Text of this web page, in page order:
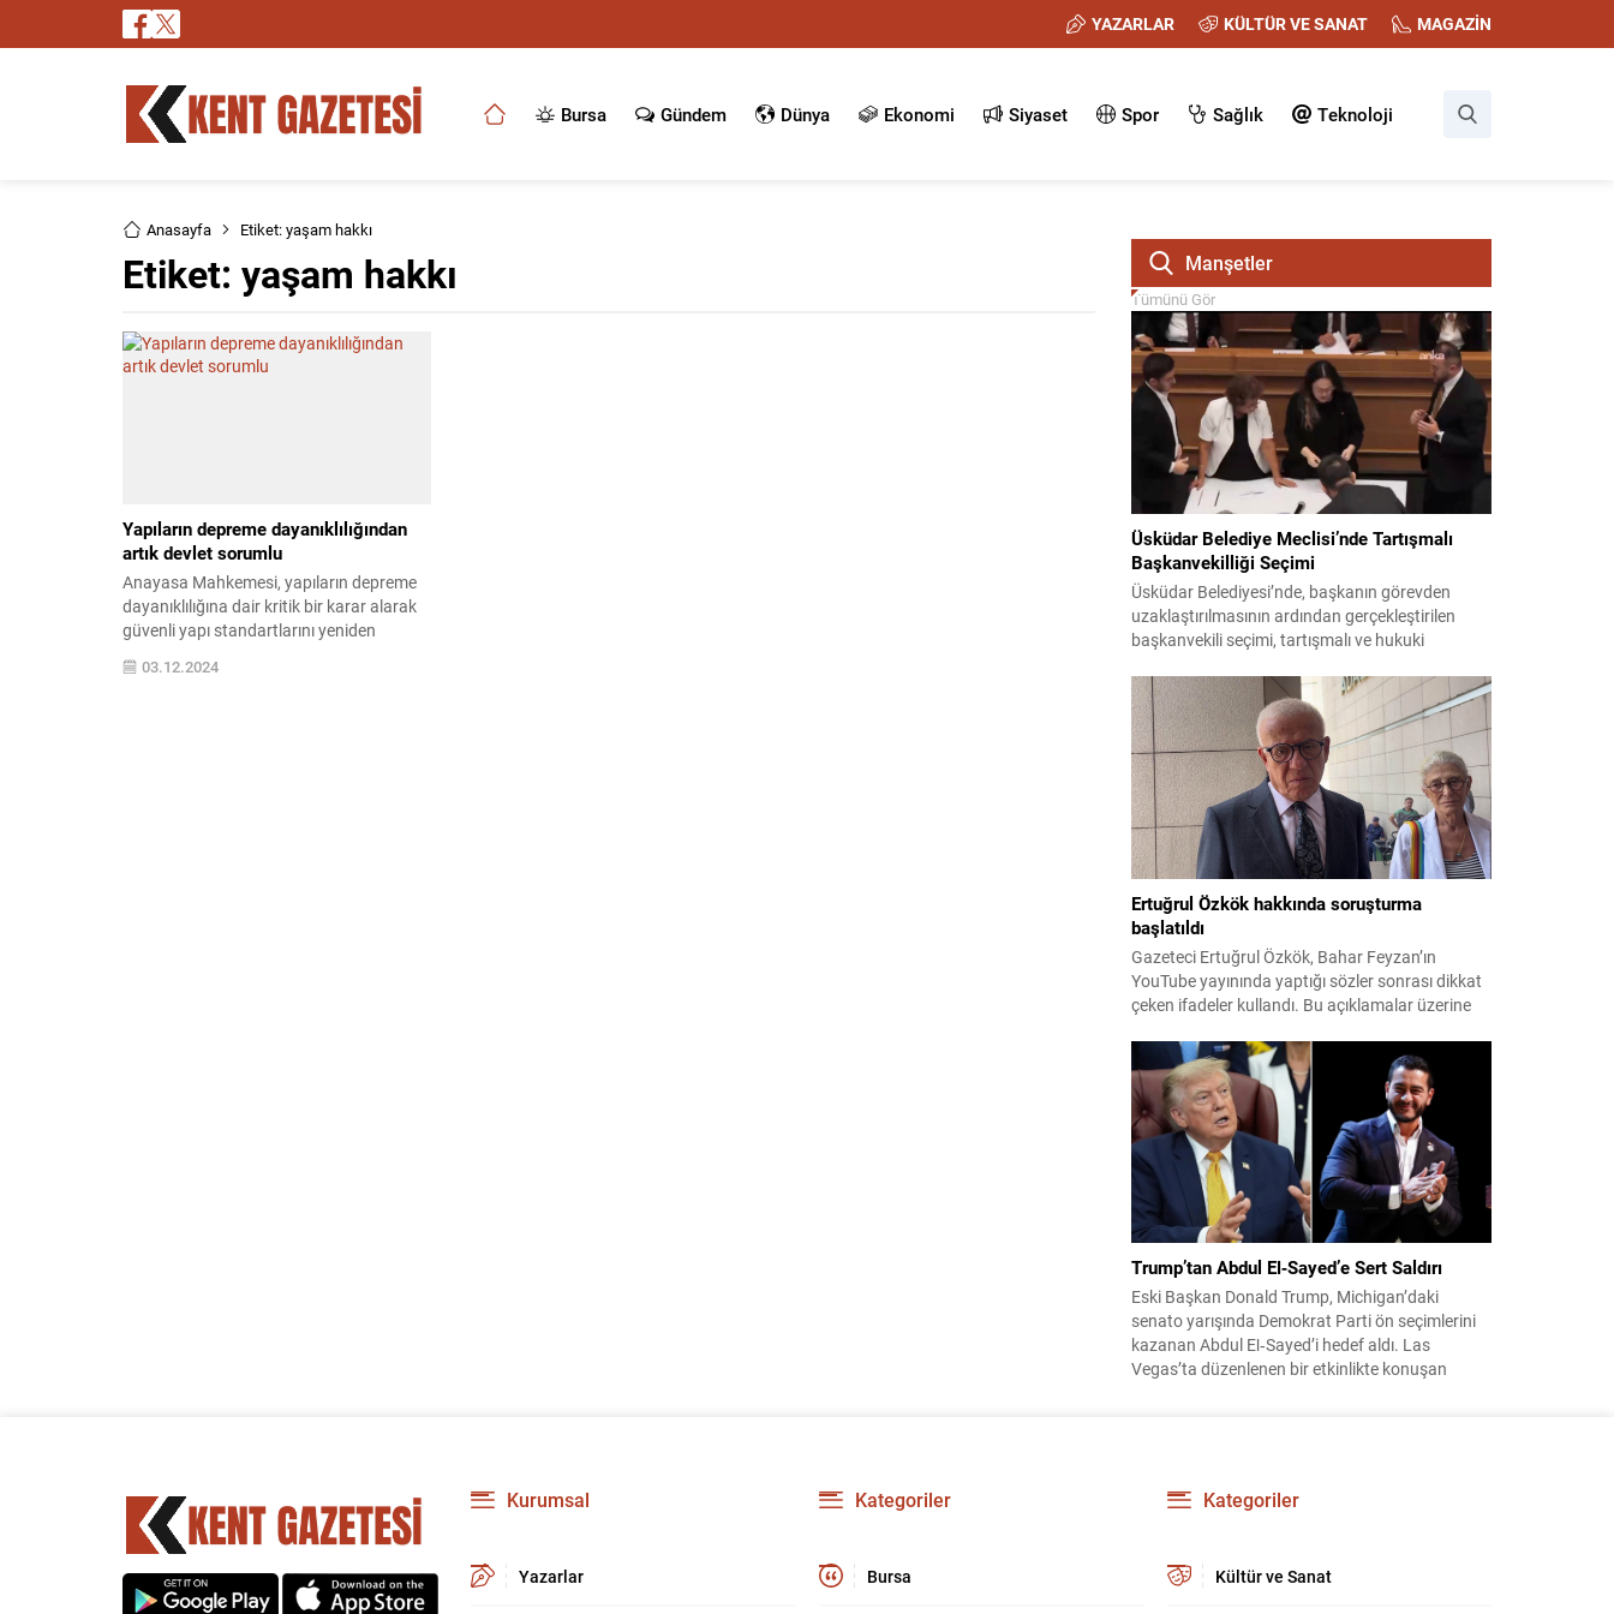
YAZARLAR KÜLTÜR VE SANAT MAGAZİN
Bursa Gündem Dünya Ekonomi Siyaset Spor Sağlık Teknoloji
Anasayfa Etiket: yaşam hakkı
Etiket: yaşam hakkı
Yapıların depreme dayanıklılığından
artık devlet sorumlu
Anayasa Mahkemesi, yapıların depreme
dayanıklılığına dair kritik bir karar alarak
güvenli yapı standartlarını yeniden
değerlendiriyor. Bu önemli kararın inşaat
ve mimarlık sektörüne etkilerini keşfedin.
03.12.2024
Manşetler
Tümünü Gör
Üsküdar Belediye Meclisi’nde Tartışmalı
Başkanvekilliği Seçimi
Üsküdar Belediyesi’nde, başkanın görevden
uzaklaştırılmasının ardından gerçekleştirilen
başkanvekili seçimi, tartışmalı ve hukuki
geldi. Yapılan oylamada usul ve gizlilikle ilgili
ciddi iddialar ortaya atıldı; bazı oyların geçersiz
sayılması ve meclis içindeki yönlendirmeler
kamuoyunda tepkilere yol açtı. Seçim sürecinde
yaşanan gelişmeler, parti grupları arasındaki
gerilimi artırdı. CHP’nin...
Ertuğrul Özkök hakkında soruşturma
başlatıldı
Gazeteci Ertuğrul Özkök, Bahar Feyzan’ın
YouTube yayınında yaptığı sözler sonrası dikkat
çeken ifadeler kullandı. Bu açıklamalar üzerine
Özkök hakkında ‘Cumhurbaşkanına hakaret’
suçundan re’sen soruşturma başlatıldı. Özkök,
hakkındaki soruşturma kapsamında
Çağlayan’daki İstanbul Adalet Sarayı’na giderek
savcılığa ifade verdi. İfadesinin ardından
adliyeden ayrıldığı bildirildi. Programdaki sözleri
ve savunması...
Trump’tan Abdul El‑Sayed’e Sert Saldırı
Eski Başkan Donald Trump, Michigan’daki
senato yarışında Demokrat Parti ön seçimlerini
kazanan Abdul El‑Sayed’i hedef aldı. Las
Vegas’ta düzenlenen bir etkinlikte konuşan
nefret ettiğini” öne sürerek, bu...
Kurumsal
Yazarlar
Kategoriler
Bursa
Kategoriler
Kültür ve Sanat